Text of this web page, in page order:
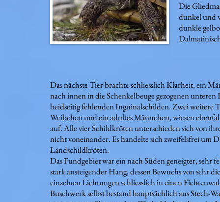
Die
dunkel und
dunkle
Das nächste Tier brachte schliesslich Klarheit, ein
nach innen in die Schenkelbeuge gezogenen
beidseitig fehlenden Inguinalschilden. Zwei weitere
Weibchen und ein adultes Männchen, wiesen
auf. Alle vier Schildkröten unterschieden sich von
nicht voneinander. Es handelte sich zweifelsfrei um
Landschildkröten.
Das Fundgebiet war ein nach Süden geneigter, sehr
stark ansteigender Hang, dessen Bewuchs von sehr
einzelnen Lichtungen schliesslich in einen
Buschwerk selbst bestand hauptsächlich aus Stech-